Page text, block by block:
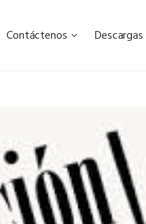
Contáctenos Descargas